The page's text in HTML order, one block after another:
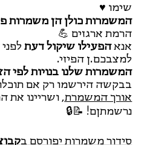
שימו ♥
המשמרות כולן הן משמרות
הרמת ארגזים 💪
אנאהפעילו שיקול דעת
למצבכם.ן הפיזי.
המשמרות שלנו בנויות לפי
בבקשה הירשמו רק אם תוכלו
אורך המשמרת, ושריינו את
נרשמתןם! 📝🔒
סידור משמרות יפורסם ב